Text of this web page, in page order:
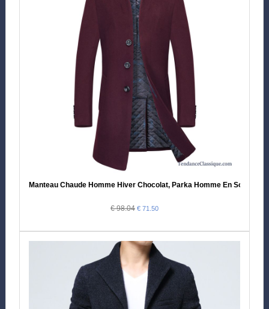
Manteau Chaude Homme Hiver Chocolat, Parka Homme En Solde
€ 98.04 € 71.50